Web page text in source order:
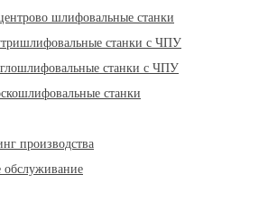
шлифовальные станки
станки с ЧПУ
станки с ЧПУ
станки
производства
обслуживание